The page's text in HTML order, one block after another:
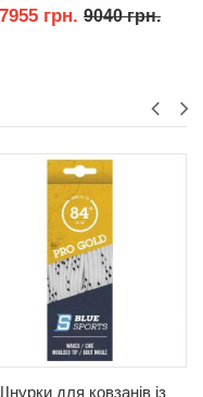
7955 грн. 9040 грн.
для ковзанів із